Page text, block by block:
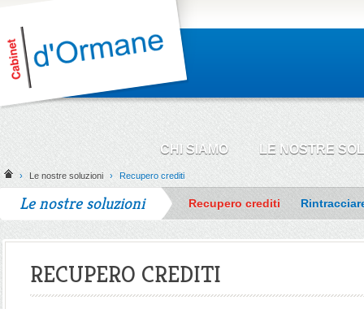
CHI SIAMO LE NOSTRE
› Le nostre soluzioni › Recupero crediti
Le nostre soluzioni Recupero crediti
RECUPERO CREDITI